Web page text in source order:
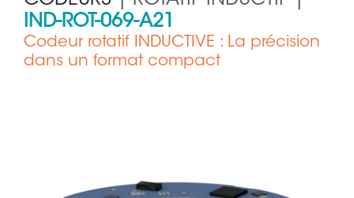
IND-ROT-069-A21
Codeur rotatif INDUCTIVE : La précision
dans un format compact